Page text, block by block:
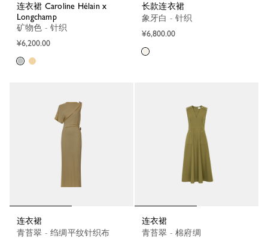
连衣裙 Caroline Hélain x
Longchamp
矿物色 - 针织
¥6,200.00
长款连衣裙
象牙白 - 针织
¥6,800.00
连衣裙
青苔翠 - 绉绸平纹针织布
连衣裙
青苔翠 - 棉府绸